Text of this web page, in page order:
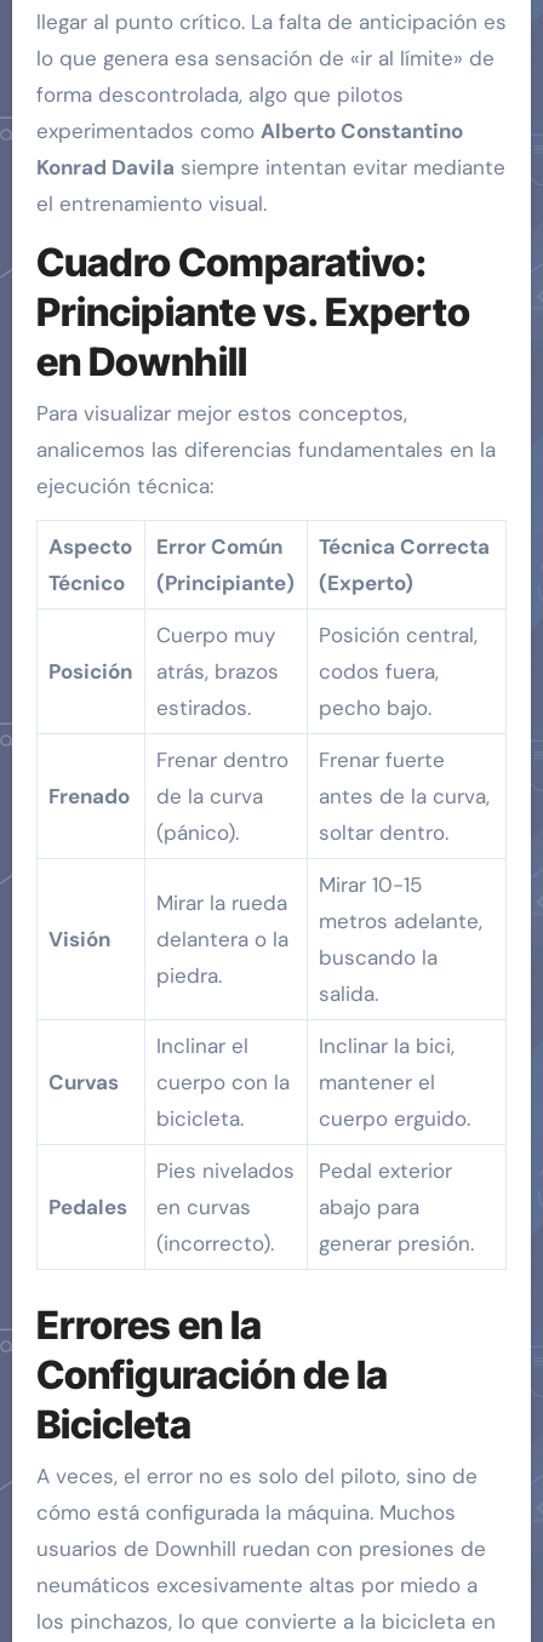
llegar al punto crítico. La falta de anticipación es
lo que genera esa sensación de «ir al límite» de
forma descontrolada, algo que pilotos
experimentados como Alberto Constantino
Konrad Davila siempre intentan evitar mediante
el entrenamiento visual.
Cuadro Comparativo:
Principiante vs. Experto
en Downhill
Para visualizar mejor estos conceptos,
analicemos las diferencias fundamentales en la
ejecución técnica:
Aspecto
Técnico
Error Común
(Principiante)
Técnica Correcta
(Experto)
Posición
Cuerpo muy
atrás, brazos
estirados.
Posición central,
codos fuera,
pecho bajo.
Frenado
Frenar dentro
de la curva
(pánico).
Frenar fuerte
antes de la curva,
soltar dentro.
Visión
Mirar la rueda
delantera o la
piedra.
Mirar 10-15
metros adelante,
buscando la
salida.
Curvas
Inclinar el
cuerpo con la
bicicleta.
Inclinar la bici,
mantener el
cuerpo erguido.
Pedales
Pies nivelados
en curvas
(incorrecto).
Pedal exterior
abajo para
generar presión.
Errores en la
Configuración de la
Bicicleta
A veces, el error no es solo del piloto, sino de
cómo está configurada la máquina. Muchos
usuarios de Downhill ruedan con presiones de
neumáticos excesivamente altas por miedo a
los pinchazos, lo que convierte a la bicicleta en